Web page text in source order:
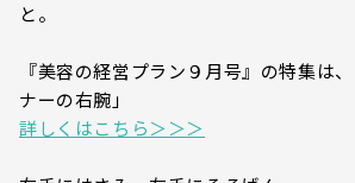
と。
『美容の経営プラン９月号』の特集は
ナーの右腕」
詳しくはこちら＞＞＞